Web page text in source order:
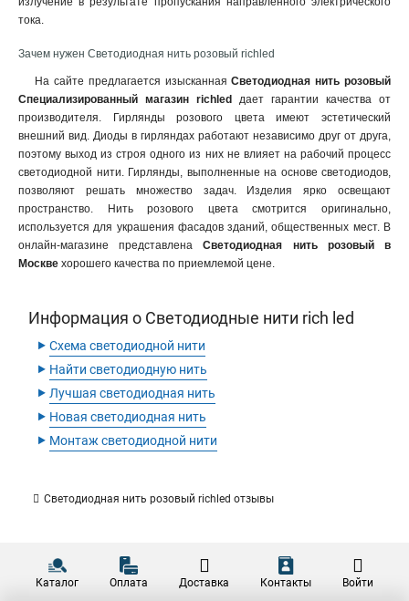
тока.
Зачем нужен Светодиодная нить розовый richled
На сайте предлагается изысканнаяСветодиодная нить розовый
Специализированный магазин richled
дает гарантии качества от
производителя. Гирлянды розового цвета имеют эстетический
внешний вид. Диоды в гирляндах работают независимо друг от друга,
поэтому выход из строя одного из них не влияет на рабочий процесс
светодиодной нити. Гирлянды, выполненные на основе светодиодов,
позволяют решать множество задач. Изделия ярко освещают
пространство. Нить розового цвета смотрится оригинально,
используется для украшения фасадов зданий, общественных мест. В
онлайн-магазине представленаСветодиодная нить розовый в
Москве хорошего качества по приемлемой цене.
Информация о Светодиодные нити rich led
‣ Схема светодиодной нити
‣ Найти светодиодную нить
‣ Лучшая светодиодная нить
‣ Новая светодиодная нить
‣ Монтаж светодиодной нити
Светодиодная нить розовый richled отзывы
Каталог Оплата Доставка Контакты Войти